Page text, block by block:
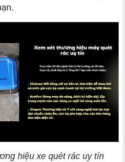
hiệu xe quét rác uy tín